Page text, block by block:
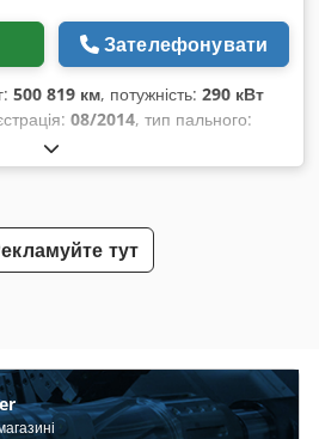
Зателефонувати
500 819 км, потужність: 290 кВт
08/2014, тип пального:
26 000 кг
автоматичний, клас
відсіку: 2 350 мм
кондиціонер,
тут